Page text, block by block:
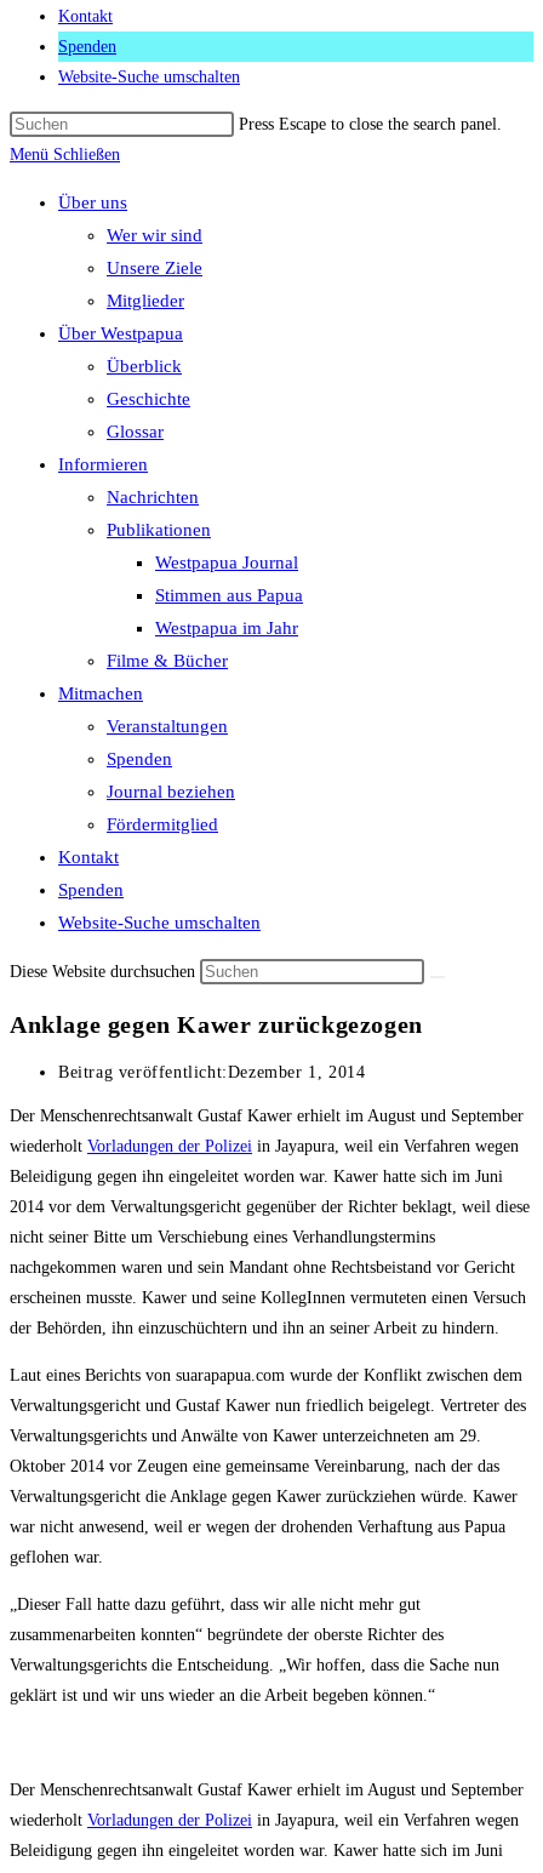
Kontakt
Spenden
Website-Suche umschalten
Press Escape to close the search panel.
Menü Schließen
Über uns
Wer wir sind
Unsere Ziele
Mitglieder
Über Westpapua
Überblick
Geschichte
Glossar
Informieren
Nachrichten
Publikationen
Westpapua Journal
Stimmen aus Papua
Westpapua im Jahr
Filme & Bücher
Mitmachen
Veranstaltungen
Spenden
Journal beziehen
Fördermitglied
Kontakt
Spenden
Website-Suche umschalten
Diese Website durchsuchen
Anklage gegen Kawer zurückgezogen
Beitrag veröffentlicht:Dezember 1, 2014
Der Menschenrechtsanwalt Gustaf Kawer erhielt im August und September
wiederholt Vorladungen der Polizei in Jayapura, weil ein Verfahren wegen
Beleidigung gegen ihn eingeleitet worden war. Kawer hatte sich im Juni
2014 vor dem Verwaltungsgericht gegenüber der Richter beklagt, weil diese
nicht seiner Bitte um Verschiebung eines Verhandlungstermins
nachgekommen waren und sein Mandant ohne Rechtsbeistand vor Gericht
erscheinen musste. Kawer und seine KollegInnen vermuteten einen Versuch
der Behörden, ihn einzuschüchtern und ihn an seiner Arbeit zu hindern.
Laut eines Berichts von suarapapua.com wurde der Konflikt zwischen dem
Verwaltungsgericht und Gustaf Kawer nun friedlich beigelegt. Vertreter des
Verwaltungsgerichts und Anwälte von Kawer unterzeichneten am 29.
Oktober 2014 vor Zeugen eine gemeinsame Vereinbarung, nach der das
Verwaltungsgericht die Anklage gegen Kawer zurückziehen würde. Kawer
war nicht anwesend, weil er wegen der drohenden Verhaftung aus Papua
geflohen war.
„Dieser Fall hatte dazu geführt, dass wir alle nicht mehr gut
zusammenarbeiten konnten“ begründete der oberste Richter des
Verwaltungsgerichts die Entscheidung. „Wir hoffen, dass die Sache nun
geklärt ist und wir uns wieder an die Arbeit begeben können.“
Der Menschenrechtsanwalt Gustaf Kawer erhielt im August und September
wiederholt Vorladungen der Polizei in Jayapura, weil ein Verfahren wegen
Beleidigung gegen ihn eingeleitet worden war. Kawer hatte sich im Juni